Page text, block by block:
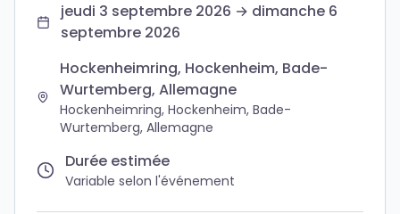
jeudi 3 septembre 2026 → dimanche 6
septembre 2026
Hockenheimring, Hockenheim, Bade-
Wurtemberg, Allemagne
Hockenheimring, Hockenheim, Bade-
Wurtemberg, Allemagne
Durée estimée
Variable selon l'événement